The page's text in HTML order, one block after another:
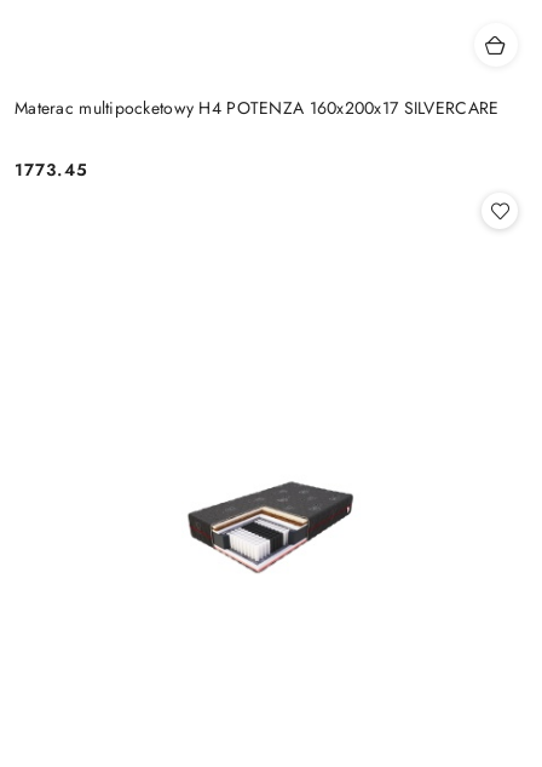
Materac multipocketowy H4 POTENZA 160x200x17 SILVERCARE
Cena:
1773.45